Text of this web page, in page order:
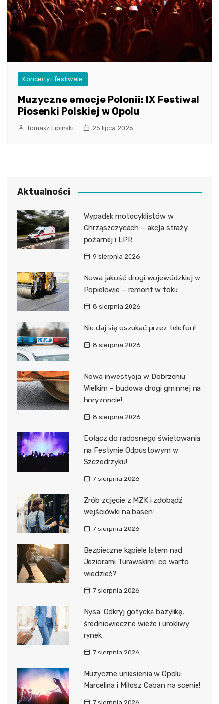
Koncerty i festiwale
Muzyczne emocje Polonii: IX Festiwal
Piosenki Polskiej w Opolu
Tomasz Lipiński 25 lipca 2026
Aktualności
Wypadek motocyklistów w
Chrząszczycach – akcja straży
pożarnej i LPR
9 sierpnia 2026
Nowa jakość drogi wojewódzkiej w
Popielowie – remont w toku
8 sierpnia 2026
Nie daj się oszukać przez telefon!
8 sierpnia 2026
Nowa inwestycja w Dobrzeniu
Wielkim – budowa drogi gminnej na
horyzoncie!
8 sierpnia 2026
Dołącz do radosnego świętowania
na Festynie Odpustowym w
Szczedrzyku!
7 sierpnia 2026
Zrób zdjęcie z MZK i zdobądź
wejściówki na basen!
7 sierpnia 2026
Bezpieczne kąpiele latem nad
Jeziorami Turawskimi: co warto
wiedzieć?
7 sierpnia 2026
Nysa: Odkryj gotycką bazylikę,
średniowieczne wieże i urokliwy
rynek
7 sierpnia 2026
Muzyczne uniesienia w Opolu:
Marcelina i Miłosz Caban na scenie!
7 sierpnia 2026